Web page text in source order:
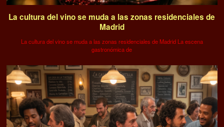
La cultura del vino se muda a las zonas residenciales de
Madrid
La cultura del vino se muda a las zonas residenciales de Madrid La escena
gastronómica de